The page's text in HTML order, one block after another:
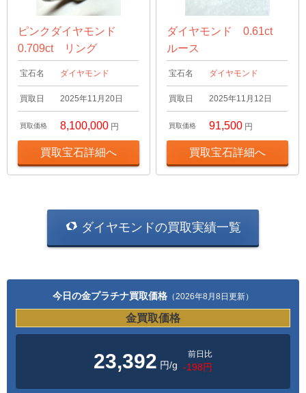
ピンクダイヤモンド
0.709ct リング
宝石名 ダイヤモンド
買取日 2025年11月20日
買取価格 8,100,000 円
買取宝石詳細へ
ダイヤモンド 0.61ct
ルース
宝石名 ダイヤモンド
買取日 2025年11月12日
買取価格 91,500 円
買取宝石詳細へ
ダイヤモンドの買取実績一覧
今日の金プラチナ買取価格 （2026年8月8日更新）
金買取価格
23,392 円/g
前日比
-198円